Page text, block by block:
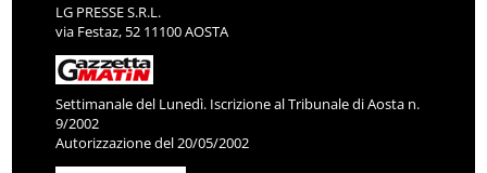
LG PRESSE S.R.L.
via Festaz, 52 11100 AOSTA
Settimanale del Lunedì. Iscrizione al Tribunale di Aosta n.
9/2002
Autorizzazione del 20/05/2002